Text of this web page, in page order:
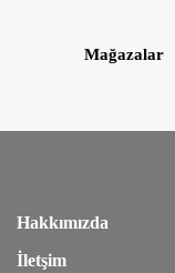
Mağazalar
Hakkımızda
İletşim